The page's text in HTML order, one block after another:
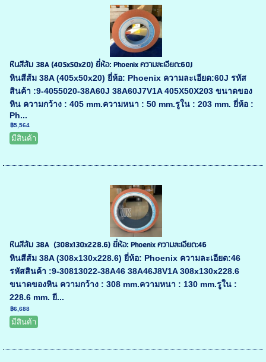
หินสีส้ม 38A (405x50x20) ยี่ห้อ: Phoenix ความละเอียด:60J
หินสีส้ม 38A (405x50x20) ยี่ห้อ: Phoenix ความละเอียด:60J รหัส
สินค้า :9-4055020-38A60J 38A60J7V1A 405X50X203 ขนาดของ
หิน ความกว้าง : 405 mm.ความหนา : 50 mm.รูใน : 203 mm. ยี่ห้อ :
Ph...
฿5,564
มีสินค้า
หินสีส้ม 38A (308x130x228.6) ยี่ห้อ: Phoenix ความละเอียด:46
หินสีส้ม 38A (308x130x228.6) ยี่ห้อ: Phoenix ความละเอียด:46
รหัสสินค้า :9-30813022-38A46 38A46J8V1A 308x130x228.6
ขนาดของหิน ความกว้าง : 308 mm.ความหนา : 130 mm.รูใน :
228.6 mm. ยี...
฿6,688
มีสินค้า